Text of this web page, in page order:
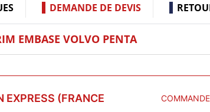
DEMANDE DE DEVIS
EMBASE VOLVO PENTA
EXPRESS (FRANCE